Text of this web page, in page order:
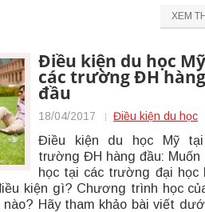
XEM
Điều kiện du học
các trường ĐH hàng
đầu
18/04/2017 Điều kiện du học
Điều kiện du học Mỹ
trường ĐH hàng đầu: Muốn
học tại các trường đại học
kiện gì? Chương trình học
Hãy tham khảo bài viết